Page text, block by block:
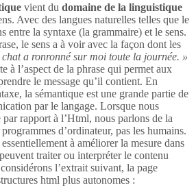
vient du domaine de la linguistique
Avec des langues naturelles telles que le
entre la syntaxe (la grammaire) et le sens.
le sens a à voir avec la façon dont les
chat a ronronné sur moi toute la journée. »
à l’aspect de la phrase qui permet aux
le message qu’il contient. En
la sémantique est une grande partie de
par le langage. Lorsque nous
rapport à l’Html, nous parlons de la
d’ordinateur, pas les humains.
à améliorer la mesure dans
traiter ou interpréter le contenu
l’extrait suivant, la page
html plus autonomes :